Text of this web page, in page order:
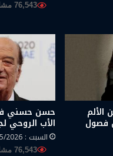
76,543 مشاهدة
الألم
فصول
حسن حسني
الأب الروحي
السبت : 30/5/2026
76,543 مشاهدة